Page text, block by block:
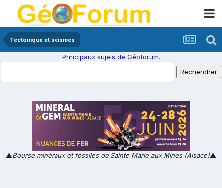
Tectonique et séismes
Principaux sujets de Géoforum.
▲Bourse minéraux et fossiles de Sainte Marie aux Mines (Alsace)▲